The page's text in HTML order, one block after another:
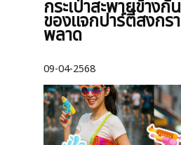
กระเป๋าสะพายข้างกั
ของแจกปาร์ตี้สงกร
พลาด
09-04-2568